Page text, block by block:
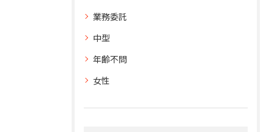
業務委託
中型
年齢不問
女性